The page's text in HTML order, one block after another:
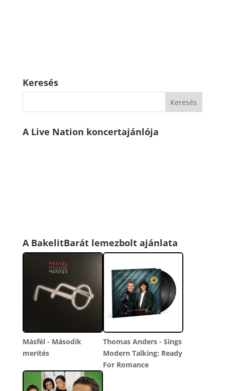
Keresés
A Live Nation koncertajánlója
A BakelitBarát lemezbolt ajánlata
Másfél - Második
merítés
Thomas Anders - Sings
Modern Talking: Ready
For Romance